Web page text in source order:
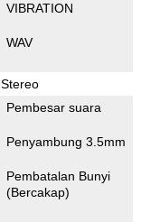
VIBRATION
WAV
Stereo
Pembesar suara
Penyambung 3.5mm
Pembatalan Bunyi
(Bercakap)